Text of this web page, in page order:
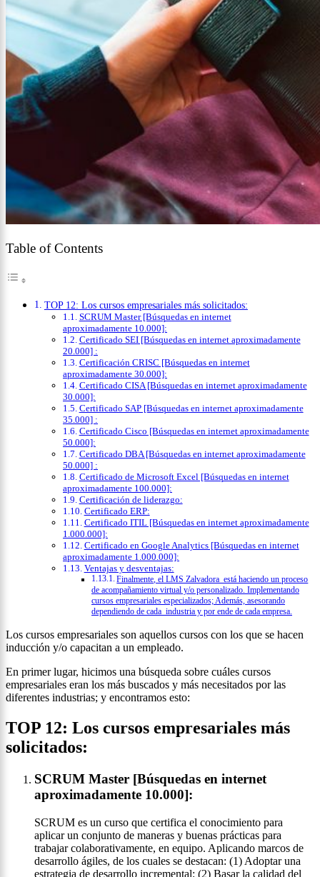
Table of Contents
TOP 12: Los cursos empresariales más solicitados:
SCRUM Master [Búsquedas en internet
aproximadamente 10.000]:
Certificado SEI [Búsquedas en internet aproximadamente
20.000] :
Certificación CRISC [Búsquedas en internet
aproximadamente 30.000]:
Certificado CISA [Búsquedas en internet aproximadamente
30.000]:
Certificado SAP [Búsquedas en internet aproximadamente
35.000] :
Certificado Cisco [Búsquedas en internet aproximadamente
50.000]:
Certificado DBA [Búsquedas en internet aproximadamente
50.000] :
Certificado de Microsoft Excel [Búsquedas en internet
aproximadamente 100.000]:
Certificación de liderazgo:
Certificado ERP:
Certificado ITIL [Búsquedas en internet aproximadamente
1.000.000]:
Certificado en Google Analytics [Búsquedas en internet
aproximadamente 1.000.000]:
Ventajas y desventajas:
Finalmente, el LMS Zalvadora está haciendo un proceso
de acompañamiento virtual y/o personalizado. Implementando
cursos empresariales especializados; Además, asesorando
dependiendo de cada industria y por ende de cada empresa.
Los cursos empresariales son aquellos cursos con los que se hacen
inducción y/o capacitan a un empleado.
En primer lugar, hicimos una búsqueda sobre cuáles cursos
empresariales eran los más buscados y más necesitados por las
diferentes industrias; y encontramos esto:
TOP 12: Los cursos empresariales más
solicitados:
SCRUM Master [Búsquedas en internet
aproximadamente 10.000]:
SCRUM es un curso que certifica el conocimiento para
aplicar un conjunto de maneras y buenas prácticas para
trabajar colaborativamente, en equipo. Aplicando marcos de
desarrollo ágiles, de los cuales se destacan: (1) Adoptar una
estrategia de desarrollo incremental; (2) Basar la calidad del